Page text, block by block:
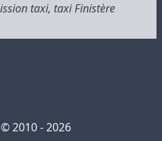
taxi, taxi Finistère
2010 - 2026